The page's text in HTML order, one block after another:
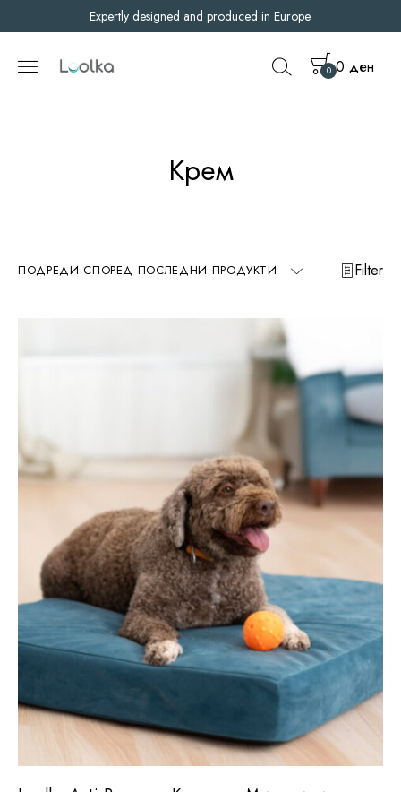
Expertly designed and produced in Europe.
0 ден
0
Крем
ПОДРЕДИ СПОРЕД ПОСЛЕДНИ ПРОДУКТИ Filter